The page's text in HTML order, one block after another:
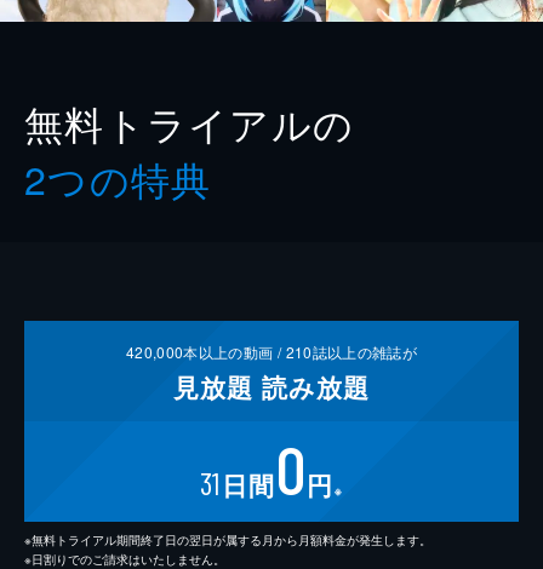
無料トライアルの
2つの特典
420,000本以上の動画 /210誌以上の雑誌が
見放題 読み放題
31 日間0円 ※
※無料トライアル期間終了日の翌日が属する月から月額料金が発生します。
※日割りでのご請求はいたしません。